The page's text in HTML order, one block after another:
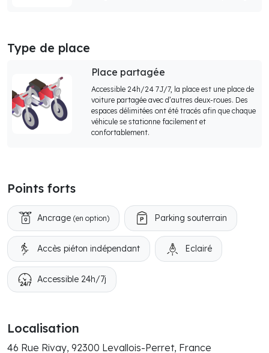
Type de place
Place partagée
Accessible 24h/24 7J/7, la place est une place de
voiture partagée avec d’autres deux-roues. Des
espaces délimitées ont été tracés afin que chaque
véhicule se stationne facilement et
confortablement.
Points forts
Ancrage (en option) Parking souterrain
Accès piéton indépendant Eclairé
Accessible 24h/7j
Localisation
46 Rue Rivay, 92300 Levallois-Perret, France